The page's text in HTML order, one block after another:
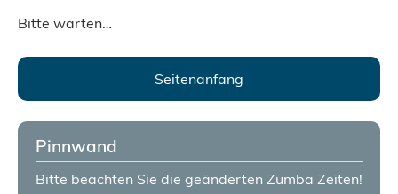
Bitte warten…
Seitenanfang
Pinnwand
Bitte beachten Sie die geänderten Zumba Zeiten!